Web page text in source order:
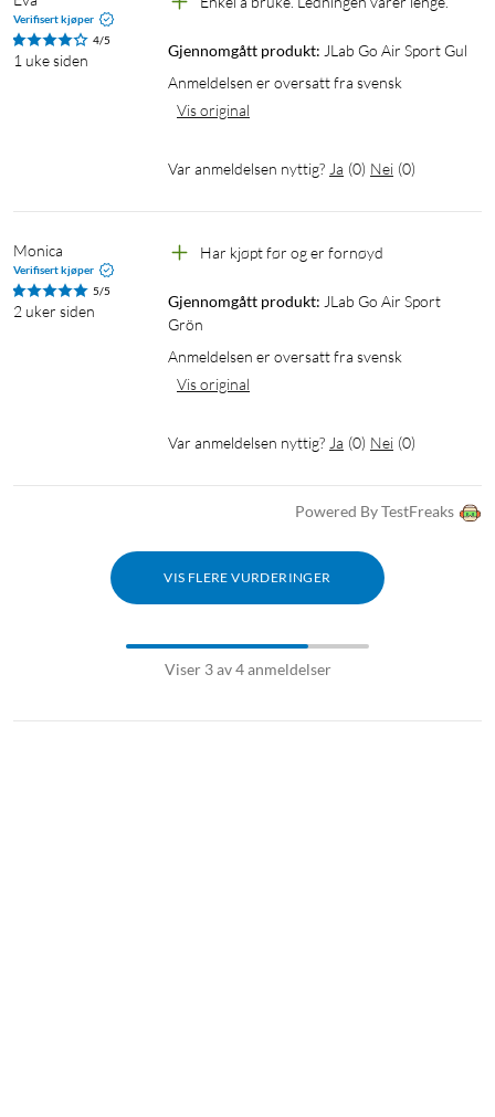
Type: True wireless in-ear-hodetelefoner
Passform: Ørekroker
IP-klasse: IP55 (kun hodetelefonene)
Vekt: 6,2 g per hodetelefon
Mikrofon: MEMS -42 dB +/-3 dB
Frekvensområde: 20 Hz – 20 kHz
Impedans: 16 Ω
Batteritid: 8+ timer i hver hodetelefon
Standbytid: 60+ timer
Batteri i hodetelefon: 43 mAh litiumpolymer
Batteri i ladeetui: 350 mAh oppladbart litiumpolymerbatteri
Ladetid for etui: 2 timer
Ladetilkobling: USB-A (hann på ladeetuiets integrerte
Versjon: Bluetooth 5.1
Verifisert kjøper
4/5
1 uke siden
Gjennomgått produkt: JLab Go Air Sport Gul
Anmeldelsen er oversatt fra svensk
Vis original
Var anmeldelsen nyttig? Ja (0) Nei (0)
Monica
Verifisert kjøper
5/5
2 uker siden
Har kjøpt før og er fornøyd
Gjennomgått produkt: JLab Go Air Sport
Grön
Anmeldelsen er oversatt fra svensk
Vis original
Var anmeldelsen nyttig? Ja (0) Nei (0)
Powered By TestFreaks
VIS FLERE VURDERINGER
Viser 3 av 4 anmeldelser